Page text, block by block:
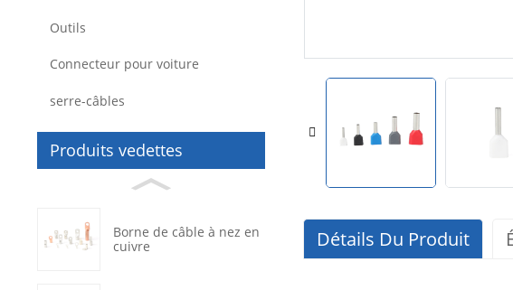
Outils
Connecteur pour voiture
serre-câbles
Produits vedettes
Borne de câble à nez en
cuivre
Détails Du Produit